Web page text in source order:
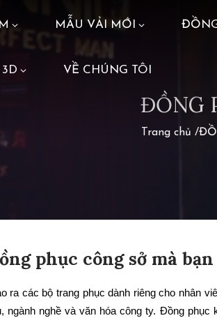
MẪU VẢI MỚI
VỀ CHÚNG TÔI
ĐỒNG
Trang chủ /
phục công sở mà
ra các bộ trang phục dành riêng cho nhân
nghề và văn hóa công ty. Đồng phục